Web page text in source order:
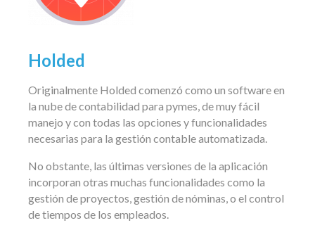
Holded
Originalmente Holded comenzó como un software en
la nube de contabilidad para pymes, de muy fácil
manejo y con todas las opciones y funcionalidades
necesarias para la gestión contable automatizada.
No obstante, las últimas versiones de la aplicación
incorporan otras muchas funcionalidades como la
gestión de proyectos, gestión de nóminas, o el control
de tiempos de los empleados.